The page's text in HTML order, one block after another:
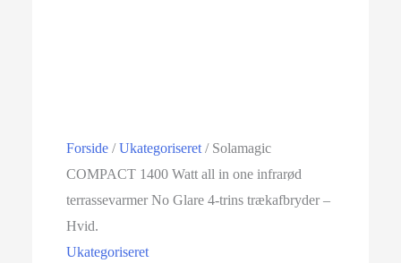
Forside /Ukategoriseret / Solamagic
COMPACT 1400 Watt all in one infrarød
terrassevarmer No Glare 4-trins trækafbryder –
Hvid.
Ukategoriseret